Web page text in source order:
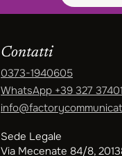
Contatti
0373-1940605
WhatsApp +39 327
Sede Legale
Via Mecenate 84/8,